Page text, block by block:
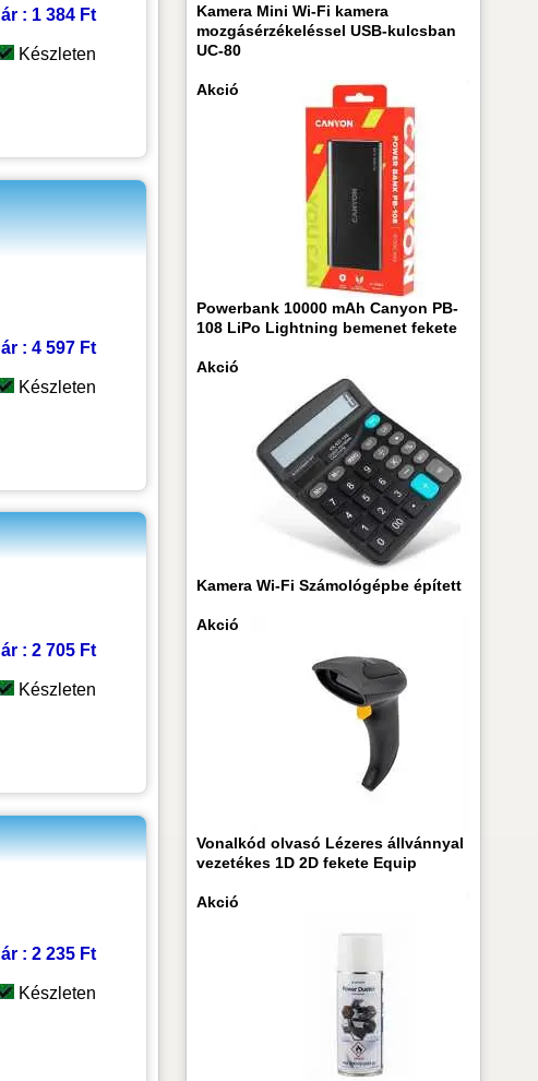
ár : 1 384 Ft
Készleten
ár : 4 597 Ft
Készleten
ár : 2 705 Ft
Készleten
ár : 2 235 Ft
Készleten
Kamera Mini Wi-Fi kamera
mozgásérzékeléssel USB-kulcsban
UC-80
Akció
Powerbank 10000 mAh Canyon PB-
108 LiPo Lightning bemenet fekete
Akció
Kamera Wi-Fi Számológépbe épített
Akció
Vonalkód olvasó Lézeres állvánnyal
vezetékes 1D 2D fekete Equip
Akció